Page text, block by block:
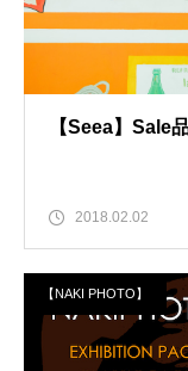
【Seea】Sale
2018.02.02
【NAKI PHOTO】